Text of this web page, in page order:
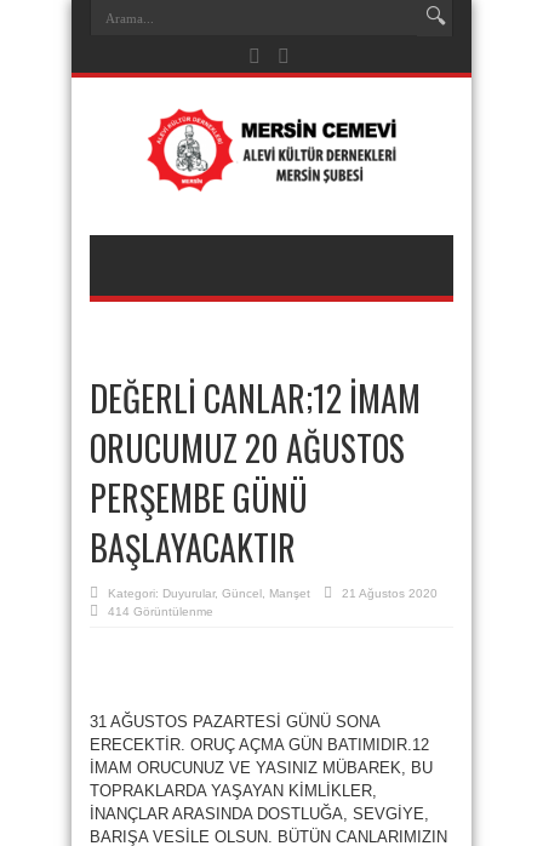
DEĞERLİ CANLAR;12 İMAM
ORUCUMUZ 20 AĞUSTOS
PERŞEMBE GÜNÜ
BAŞLAYACAKTIR
Kategori: Duyurular, Güncel Manşet
21 Ağustos 2020
414 Görüntülenme
31 AĞUSTOS PAZARTESİ GÜNÜ SONA
ERECEKTİR. ORUÇ AÇMA GÜN BATIMIDIR.12
İMAM ORUCUNUZ VE YASINIZ MÜBAREK, BU
TOPRAKLARDA YAŞAYAN KİMLİKLER,
İNANÇLAR ARASINDA DOSTLUĞA, SEVGİYE,
BARIŞA VESİLE OLSUN. BÜTÜN CANLARIMIZIN